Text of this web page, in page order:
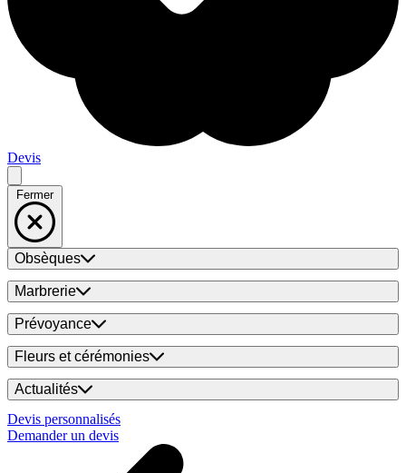
Devis
Fermer
Obsèques
Marbrerie
Prévoyance
Fleurs et cérémonies
Actualités
Devis personnalisés
Demander un devis